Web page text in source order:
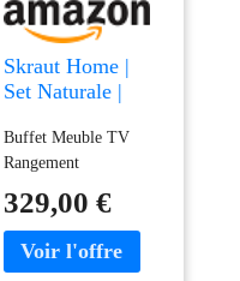
Skraut Home |
Set Naturale |
Meuble auxiliaire
| Buffet-Meuble
TV 140cm |
Finition Couleur
chêne Noir
Nordique
Buffet Meuble TV
Rangement
329,00 €